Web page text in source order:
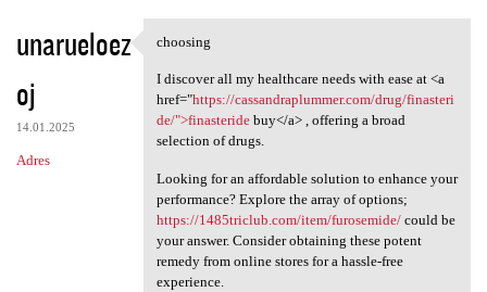
K
o
m
e
n
unarueloez
oj
14.01.2025
Adres
choosing
choosing
I discover all my healthcare needs with ease at <a
href="https://cassandraplummer.com/drug/finasteri
de/">finasteridebuy</a> , offering a broad
selection of drugs.
Looking for an affordable solution to enhance your
performance? Explore the array of options;
https://1485triclub.com/item/furosemide/could be
your answer. Consider obtaining these potent
remedy from online stores for a hassle-free
experience.